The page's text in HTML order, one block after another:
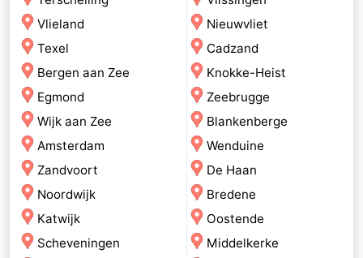
Vlieland
Texel
Bergen aan Zee
Egmond
Wijk aan Zee
Amsterdam
Zandvoort
Noordwijk
Katwijk
Scheveningen
Nieuwvliet
Cadzand
Knokke-Heist
Zeebrugge
Blankenberge
Wenduine
De Haan
Bredene
Oostende
Middelkerke